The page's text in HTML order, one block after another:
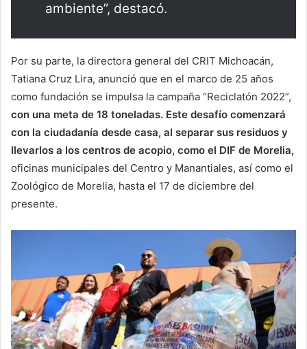
ambiente”, destacó.
Por su parte, la directora general del CRIT Michoacán,
Tatiana Cruz Lira, anunció que en el marco de 25 años
como fundación se impulsa la campaña “Reciclatón 2022”,
con una meta de 18 toneladas. Este desafío comenzará
con la ciudadanía desde casa, al separar sus residuos y
llevarlos a los centros de acopio, como el DIF de Morelia,
oficinas municipales del Centro y Manantiales, así como el
Zoológico de Morelia, hasta el 17 de diciembre del
presente.